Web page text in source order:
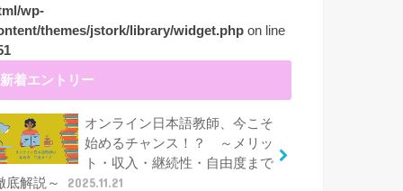
wp-
themes/jstork/library/widget.php on line
新着エントリー
オンライン日本語教師、今こそ
始めるチャンス！？ ～メリッ
ト・収入・継続性・自由度まで
底解説～
2025.11.21